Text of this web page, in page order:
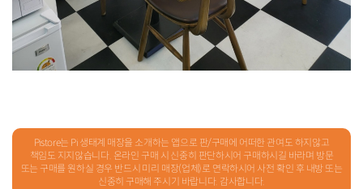
Pistore는 Pi 생태계 매장을 소개하는 앱으로 판/구매에 어떠한 관여도 하지않고
책임도 지지않습니다. 온라인 구매 시 신중히 판단하시어 구매하시길 바라며 방문
또는 구매를 원하실 경우 반드시 미리 매장(업체)로 연락하시어 사전 확인 후 내방 또는
신중히 구매해 주시기 바랍니다. 감사합니다.